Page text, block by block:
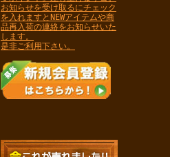
お知らせを受け取るにチェック
を入れますとNEWアイテムや商
品再入荷の連絡をお知らせいた
します。
是非ご利用下さい。